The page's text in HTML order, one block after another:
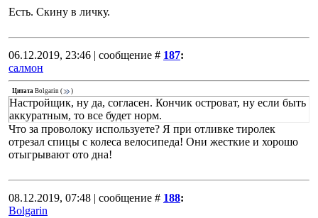
Есть. Скину в личку.
06.12.2019, 23:46 | сообщение # 187:
салмон
Цитата Bolgarin ( )
Настройщик, ну да, согласен. Кончик островат, ну если быть
аккуратным, то все будет норм.
Что за проволоку используете? Я при отливке тиролек
отрезал спицы с колеса велосипеда! Они жесткие и хорошо
отыгрывают ото дна!
08.12.2019, 07:48 | сообщение # 188:
Bolgarin